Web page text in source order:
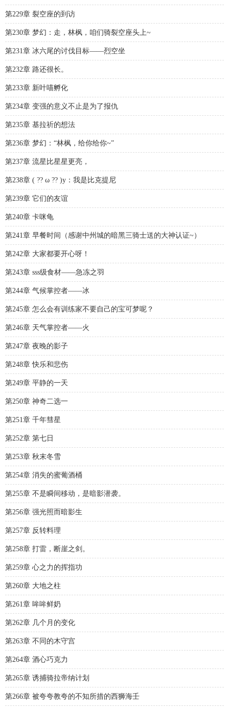
第229章 裂空座的到访
第230章 梦幻：走，林枫，咱们骑裂空座头上~
第231章 冰六尾的讨伐目标——烈空坐
第232章 路还很长。
第233章 新叶喵孵化
第234章 变强的意义不止是为了报仇
第235章 基拉祈的想法
第236章 梦幻：“林枫，给你给你~”
第237章 流星比星星更亮，
第238章 ( ?? ω ?? )y：我是比克提尼
第239章 它们的友谊
第240章 卡咪龟
第241章 早餐时间（感谢中州城的暗黑三骑士送的大神认证~）
第242章 大家都要开心呀！
第243章 sss级食材——急冻之羽
第244章 气候掌控者——冰
第245章 怎么会有训练家不要自己的宝可梦呢？
第246章 天气掌控者——火
第247章 夜晚的影子
第248章 快乐和悲伤
第249章 平静的一天
第250章 神奇二选一
第251章 千年彗星
第252章 第七日
第253章 秋末冬雪
第254章 消失的蜜葡酒桶
第255章 不是瞬间移动，是暗影潜袭。
第256章 强光照而暗影生
第257章 反转料理
第258章 打雷，断崖之剑。
第259章 心之力的挥指功
第260章 大地之柱
第261章 哞哞鲜奶
第262章 几个月的变化
第263章 不同的木守宫
第264章 酒心巧克力
第265章 诱捕骑拉帝纳计划
第266章 被夸夸教夸的不知所措的西狮海壬